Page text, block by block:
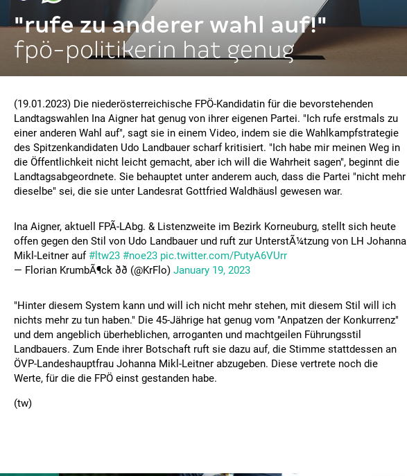
"rufe zu anderer wahl auf!"
fpö-politikerin hat genug
(19.01.2023) Die niederösterreichische FPÖ-Kandidatin für die bevorstehenden
Landtagswahlen Ina Aigner hat genug von ihrer eigenen Partei. "Ich rufe erstmals zu
einer anderen Wahl auf", sagt sie in einem Video, indem sie die Wahlkampfstrategie
des Spitzenkandidaten Udo Landbauer scharf kritisiert. "Ich habe mir meinen Weg in
die Öffentlichkeit nicht leicht gemacht, aber ich will die Wahrheit sagen", beginnt die
Landtagsabgeordnete. Sie behauptet unter anderem auch, dass die Partei "nicht mehr
dieselbe" sei, die sie unter Landesrat Gottfried Waldhäusl gewesen war.
Ina Aigner, aktuell FPÃ-LAbg. & Listenzweite im Bezirk Korneuburg, stellt sich heute
offen gegen den Stil von Udo Landbauer und ruft zur UnterstÃ¼tzung von LH Johanna
Mikl-Leitner auf#ltw23 #noe23 pic.twitter.com/PutyA6VUrr
— Florian KrumbÃ¶ck ðð (@KrFlo) January 19, 2023
"Hinter diesem System kann und will ich nicht mehr stehen, mit diesem Stil will ich
nichts mehr zu tun haben." Die 45-Jährige hat genug vom "Anpatzen der Konkurrenz"
und dem angeblich überheblichen, arroganten und machtgeilen Führungsstil
Landbauers. Zum Ende ihrer Botschaft ruft sie dazu auf, die Stimme stattdessen an
ÖVP-Landeshauptfrau Johanna Mikl-Leitner abzugeben. Diese vertrete noch die
Werte, für die die FPÖ einst gestanden habe.
(tw)